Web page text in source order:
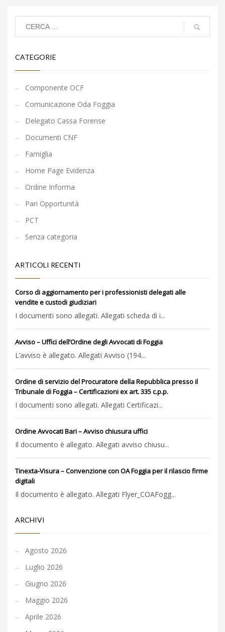
CATEGORIE
Componente OCF
Comunicazione Oda Foggia
Delegato Cassa Forense
Documenti CNF
Famiglia
Home Page Evidenza
Ordine Informa
Pari Opportunità
PCT
Senza categoria
ARTICOLI RECENTI
Corso di aggiornamento per i professionisti delegati alle
vendite e custodi giudiziari
I documenti sono allegati. Allegati scheda di i...
Avviso – Uffici dell’Ordine degli Avvocati di Foggia
L’avviso è allegato. Allegati Avviso (194...
Ordine di servizio del Procuratore della Repubblica presso il
Tribunale di Foggia – Certificazioni ex art. 335 c.p.p.
I documenti sono allegati. Allegati Certificazi...
Ordine Avvocati Bari – Avviso chiusura uffici
Il documento è allegato. Allegati avviso chiusu...
Tinexta-Visura – Convenzione con OA Foggia per il rilascio firme
digitali
Il documento è allegato. Allegati Flyer_COAFogg...
ARCHIVI
Agosto 2026
Luglio 2026
Giugno 2026
Maggio 2026
Aprile 2026